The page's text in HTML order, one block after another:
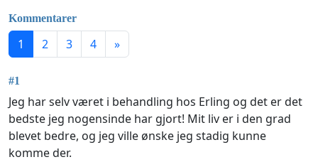
Kommentarer
1 2 3 4 »
#1
Jeg har selv været i behandling hos Erling og det er det
bedste jeg nogensinde har gjort! Mit liv er i den grad
blevet bedre, og jeg ville ønske jeg stadig kunne
komme der.